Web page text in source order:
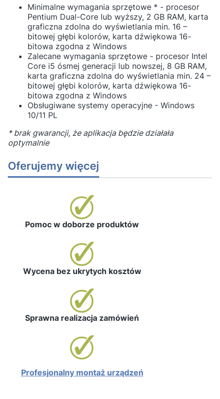
Minimalne wymagania sprzętowe * - procesor
Pentium Dual-Core lub wyższy, 2 GB RAM, karta
graficzna zdolna do wyświetlania min. 16 –
bitowej głębi kolorów, karta dźwiękowa 16-
bitowa zgodna z Windows
Zalecane wymagania sprzętowe - procesor Intel
Core i5 ósmej generacji lub nowszej, 8 GB RAM,
karta graficzna zdolna do wyświetlania min. 24 –
bitowej głębi kolorów, karta dźwiękowa 16-
bitowa zgodna z Windows
Obsługiwane systemy operacyjne - Windows
10/11 PL
* brak gwarancji, że aplikacja będzie działała
optymalnie
Oferujemy więcej
Pomoc w doborze produktów
Wycena bez ukrytych kosztów
Sprawna realizacja zamówień
Profesjonalny montaż urządzeń